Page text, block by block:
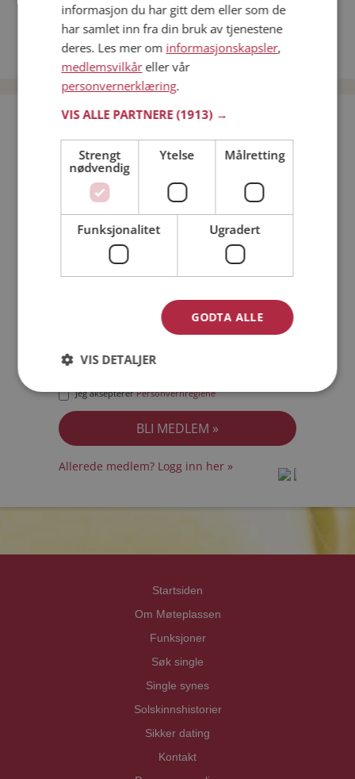
Kvinner fra Lillestrøm
Date kvinner i Norge
Date menn i Norge
Bli medlem gratis!
Jeg er en:
Jeg akseptererPersonvernreglene
Allerede medlem? Logg inn her »
Startsiden
Om Møteplassen
Funksjoner
Søk single
Single synes
Solskinnshistorier
Sikker dating
Kontakt
informasjon du har gitt dem eller som de
har samlet inn fra din bruk av tjenestene
deres. Les mer om informasjonskapsler,
medlemsvilkåreller vår
personvernerklæring.
VIS ALLE PARTNERE(1913) →
Strengt
nødvendig
Ytelse Målretting
Funksjonalitet Ugradert
GODTA ALLE
VIS DETALJER